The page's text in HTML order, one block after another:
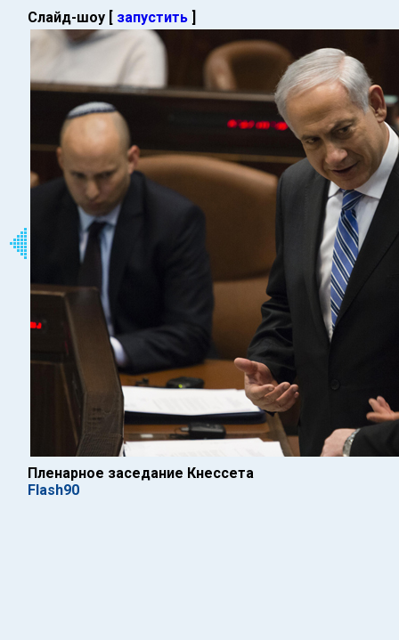
Слайд-шоу [ запустить ]
Пленарное заседание Кнессета
Flash90